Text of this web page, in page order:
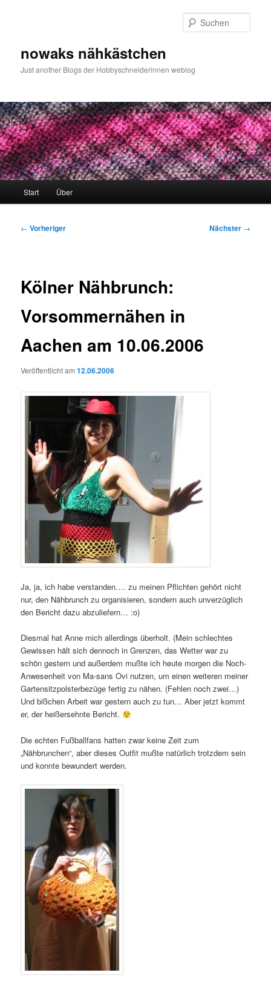
nowaks nähkästchen
Just another Blogs der Hobbyschneiderinnen weblog
Start Über
Beitragsnavigation
← Vorheriger Nächster →
Kölner Nähbrunch:
Vorsommernähen in
Aachen am 10.06.2006
Veröffentlicht am12.06.2006
Ja, ja, ich habe verstanden…. zu meinen Pflichten gehört nicht
nur, den Nähbrunch zu organisieren, sondern auch unverzüglich
den Bericht dazu abzuliefern… :o)
Diesmal hat Anne mich allerdings überholt. (Mein schlechtes
Gewissen hält sich dennoch in Grenzen, das Wetter war zu
schön gestern und außerdem mußte ich heute morgen die Noch-
Anwesenheit von Ma-sans Ovi nutzen, um einen weiteren meiner
Gartensitzpolsterbezüge fertig zu nähen. (Fehlen noch zwei…)
Und bißchen Arbeit war gestern auch zu tun… Aber jetzt kommt
er, der heißersehnte Bericht.
Die echten Fußballfans hatten zwar keine Zeit zum
„Nähbrunchen“, aber dieses Outfit mußte natürlich trotzdem sein
und konnte bewundert werden.